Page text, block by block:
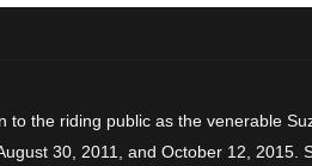
the riding public as the venerable
30, 2011, and October 12, 2015.